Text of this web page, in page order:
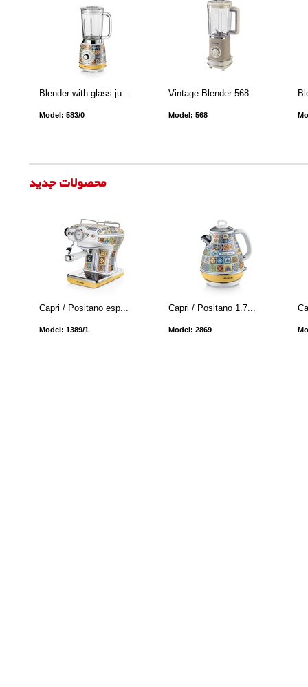
Blender with glass ju...
Model: 583/0
Vintage Blender 568
Model: 568
محصولات جدید
Capri / Positano esp...
Model: 1389/1
Capri / Positano 1.7...
Model: 2869